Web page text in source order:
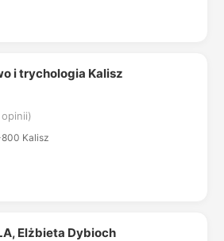
i trychologia Kalisz
Kalisz
Elżbieta Dybioch